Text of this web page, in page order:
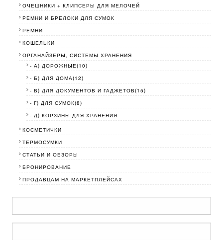
ОЧЕШНИКИ + КЛИПСЕРЫ ДЛЯ МЕЛОЧЕЙ
РЕМНИ И БРЕЛОКИ ДЛЯ СУМОК
РЕМНИ
КОШЕЛЬКИ
ОРГАНАЙЗЕРЫ, СИСТЕМЫ ХРАНЕНИЯ
- А) ДОРОЖНЫЕ(10)
- Б) ДЛЯ ДОМА(12)
- В) ДЛЯ ДОКУМЕНТОВ И ГАДЖЕТОВ(15)
- Г) ДЛЯ СУМОК(8)
- Д) КОРЗИНЫ ДЛЯ ХРАНЕНИЯ
КОСМЕТИЧКИ
ТЕРМОСУМКИ
СТАТЬИ И ОБЗОРЫ
БРОНИРОВАНИЕ
ПРОДАВЦАМ НА МАРКЕТПЛЕЙСАХ